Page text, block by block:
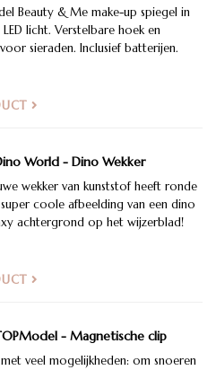
Beauty & Me make-up spiegel in
licht. Verstelbare hoek en
sieraden. Inclusief batterijen.
World - Dino Wekker
wekker van kunststof heeft ronde
coole afbeelding van een dino
achtergrond op het wijzerblad!
- Magnetische clip
veel mogelijkheden: om snoeren